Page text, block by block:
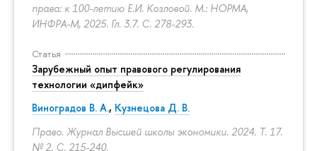
права: к 100-летию Е.И. Козловой. М.: НОРМА,
ИНФРА-М, 2025. Гл. 3.7. С. 278-293.
Статья
Зарубежный опыт правового регулирования
технологии «дипфейк»
Виноградов В. А., Кузнецова Д. В.
Право. Журнал Высшей школы экономики. 2024. Т. 17.
№ 2. С. 215-240.